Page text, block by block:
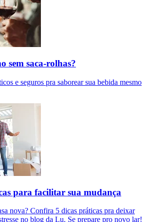
sem saca-rolhas?
e seguros pra saborear sua bebida mesmo
para facilitar sua mudança
nova? Confira 5 dicas práticas pra deixar
no blog da Lu. Se prepare pro novo lar!